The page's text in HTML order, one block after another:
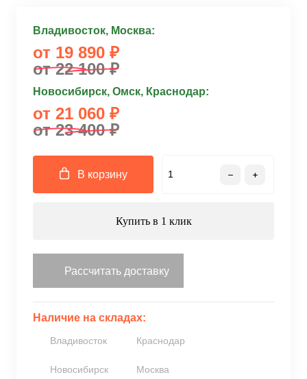
Владивосток, Москва:
от 19 890 ₽
от 22 100 ₽
Новосибирск, Омск, Краснодар:
от 21 060 ₽
от 23 400 ₽
В корзину
Купить в 1 клик
Рассчитать доставку
Наличие на складах:
Владивосток Краснодар
Новосибирск Москва